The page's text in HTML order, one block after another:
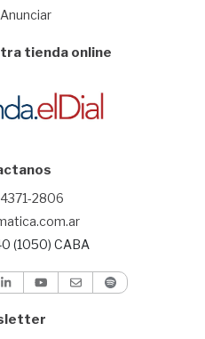
tienda online
4371-2806
(1050) CABA